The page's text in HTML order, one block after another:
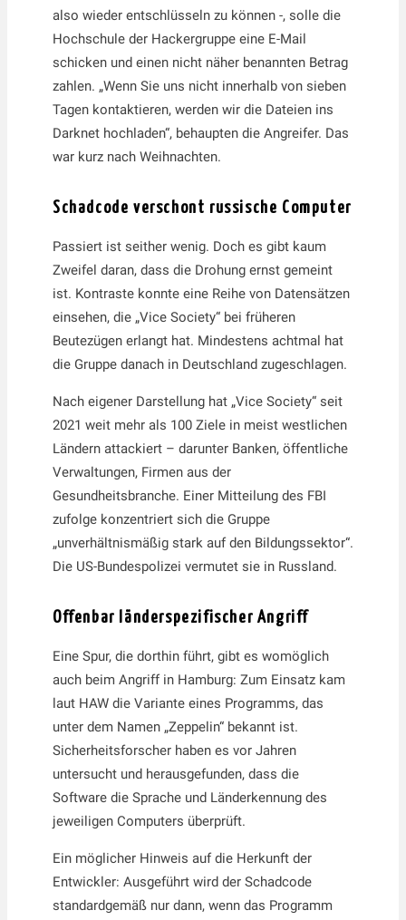
also wieder entschlüsseln zu können -, solle die
Hochschule der Hackergruppe eine E-Mail
schicken und einen nicht näher benannten Betrag
zahlen. „Wenn Sie uns nicht innerhalb von sieben
Tagen kontaktieren, werden wir die Dateien ins
Darknet hochladen“, behaupten die Angreifer. Das
war kurz nach Weihnachten.
Schadcode verschont russische Computer
Passiert ist seither wenig. Doch es gibt kaum
Zweifel daran, dass die Drohung ernst gemeint
ist. Kontraste konnte eine Reihe von Datensätzen
einsehen, die „Vice Society“ bei früheren
Beutezügen erlangt hat. Mindestens achtmal hat
die Gruppe danach in Deutschland zugeschlagen.
Nach eigener Darstellung hat „Vice Society“ seit
2021 weit mehr als 100 Ziele in meist westlichen
Ländern attackiert – darunter Banken, öffentliche
Verwaltungen, Firmen aus der
Gesundheitsbranche. Einer Mitteilung des FBI
zufolge konzentriert sich die Gruppe
„unverhältnismäßig stark auf den Bildungssektor“.
Die US-Bundespolizei vermutet sie in Russland.
Offenbar länderspezifischer Angriff
Eine Spur, die dorthin führt, gibt es womöglich
auch beim Angriff in Hamburg: Zum Einsatz kam
laut HAW die Variante eines Programms, das
unter dem Namen „Zeppelin“ bekannt ist.
Sicherheitsforscher haben es vor Jahren
untersucht und herausgefunden, dass die
Software die Sprache und Länderkennung des
jeweiligen Computers überprüft.
Ein möglicher Hinweis auf die Herkunft der
Entwickler: Ausgeführt wird der Schadcode
standardgemäß nur dann, wenn das Programm